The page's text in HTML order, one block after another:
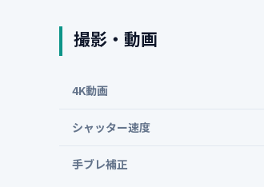
撮影・動画
4K動画
シャッター速度
手ブレ補正